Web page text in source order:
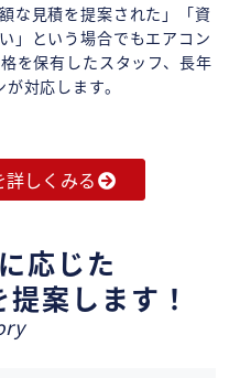
な見積を提案された」「資
」という場合でもエアコン
を保有したスタッフ、長年
対応します。
しくみる
応じた
案します！